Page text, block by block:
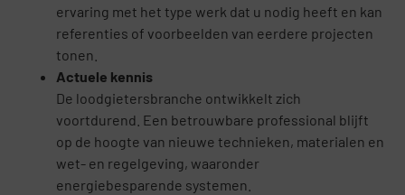
ervaring met het type werk dat u nodig heeft en kan
referenties of voorbeelden van eerdere projecten
tonen.
Actuele kennis
De loodgietersbranche ontwikkelt zich
voortdurend. Een betrouwbare professional blijft
op de hoogte van nieuwe technieken, materialen en
wet- en regelgeving, waaronder
energiebesparende systemen.